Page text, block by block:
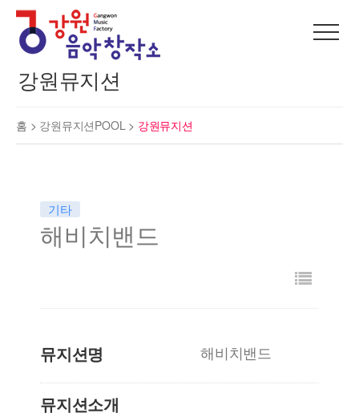
강원뮤지션
홈 > 강원뮤지션POOL > 강원뮤지션
기타
해비치밴드
뮤지션명 해비치밴드
뮤지션소개